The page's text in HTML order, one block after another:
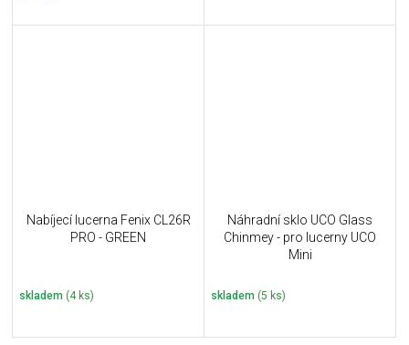
Nabíjecí lucerna Fenix CL26R
PRO - GREEN
skladem (4 ks)
Náhradní sklo UCO Glass
Chinmey - pro lucerny UCO
Mini
skladem (5 ks)